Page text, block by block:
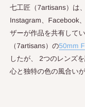
七工匠（7artisans）は
Instagram、 Facebook、
ザーが作品を共有してい
（7artisans）の50mm
したが、
2つのレンズ
心と独特の色の風合い